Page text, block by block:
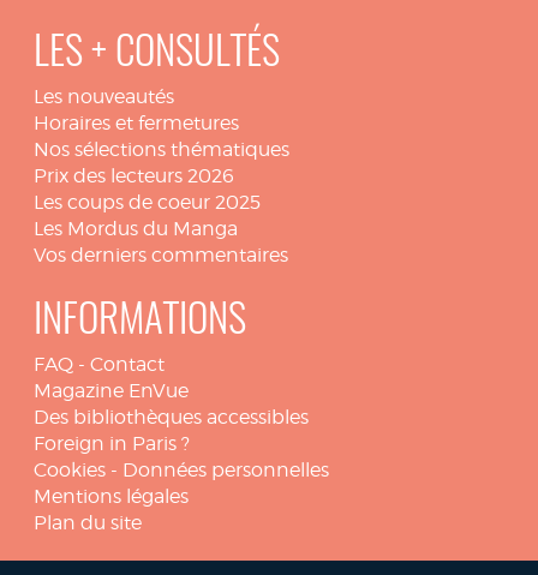
LES + CONSULTÉS
Les nouveautés
Horaires et fermetures
Nos sélections thématiques
Prix des lecteurs 2026
Les coups de coeur 2025
Les Mordus du Manga
Vos derniers commentaires
INFORMATIONS
FAQ - Contact
Magazine EnVue
Des bibliothèques accessibles
Foreign in Paris ?
Cookies - Données personnelles
Mentions légales
Plan du site